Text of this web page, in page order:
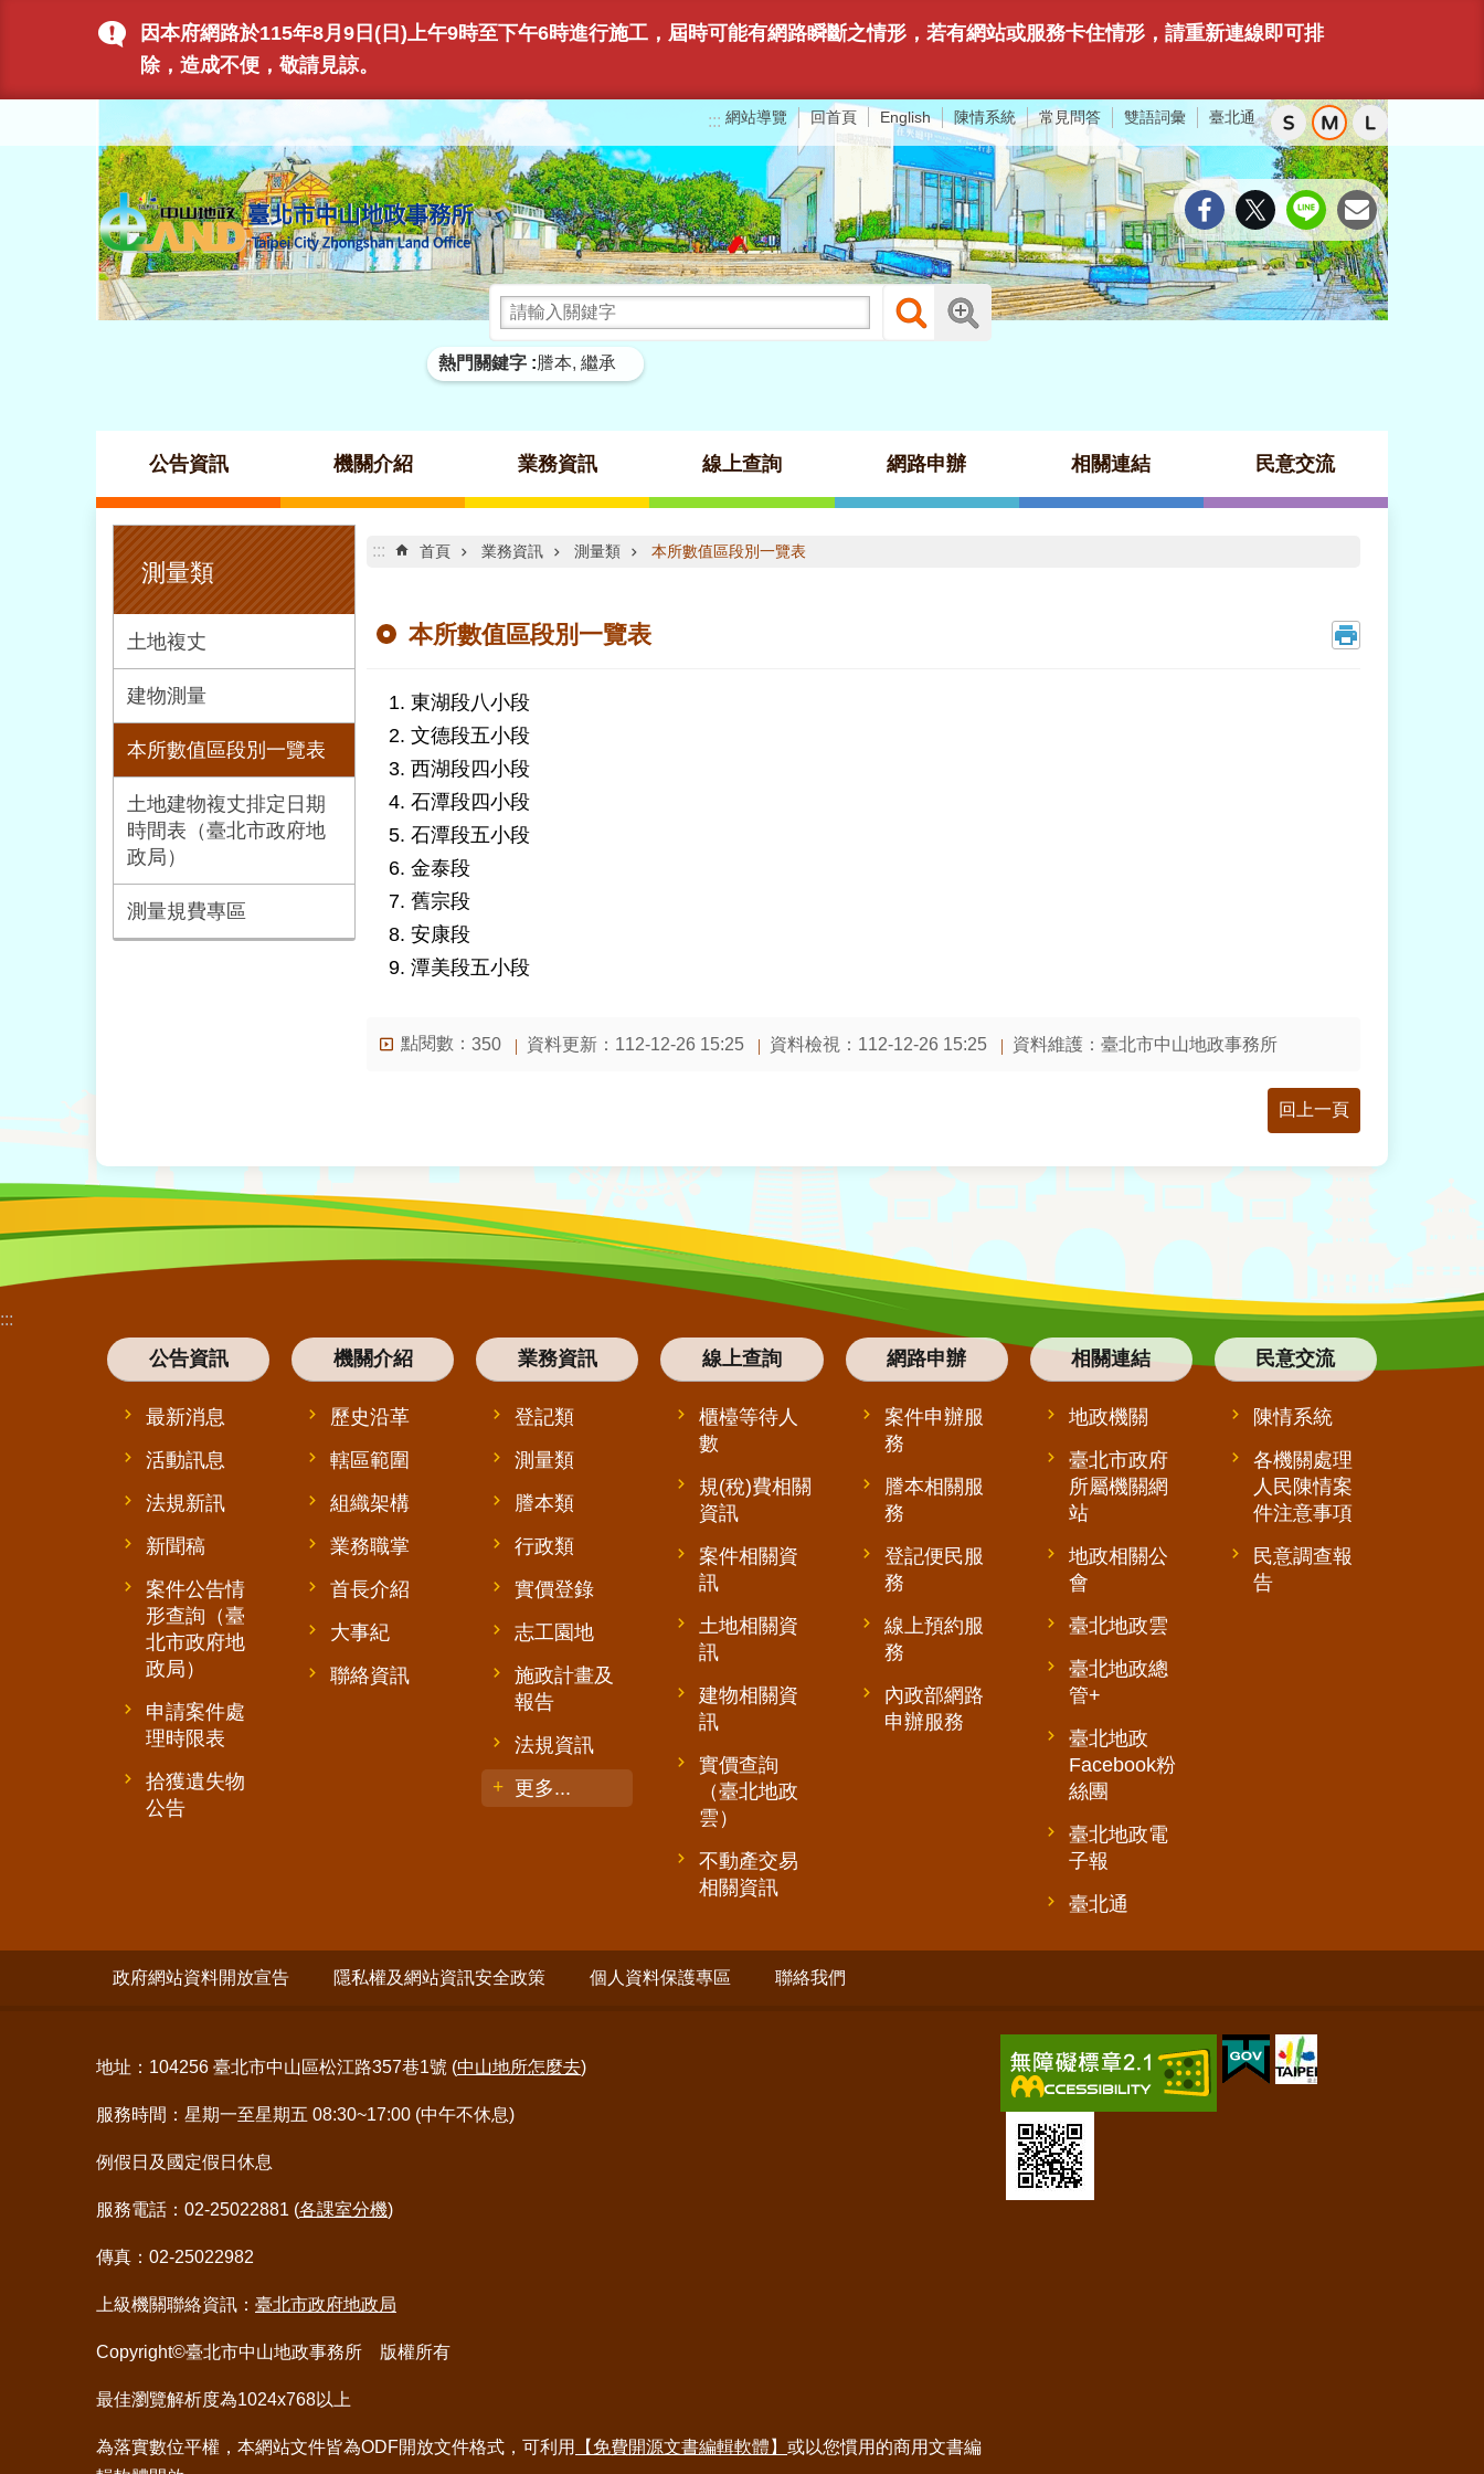
跳到主要內容區塊
因本府網路於115年8月9日(日)上午9時至下午6時進行施工，屆時可能有網路瞬斷之情形，若有網站或服務卡住情形，請重新連線即可排
除，造成不便，敬請見諒。
::: 網站導覽 回首頁 English 陳情系統 常見問答 雙語詞彙 臺北通
熱門關鍵字 謄本 繼承
公告資訊 機關介紹 業務資訊 線上查詢 網路申辦 相關連結 民意交流
:::
測量類
土地複丈
建物測量
本所數值區段別一覽表
土地建物複丈排定日期
時間表（臺北市政府地
政局）
測量規費專區
::: 首頁 業務資訊 測量類 本所數值區段別一覽表
本所數值區段別一覽表
東湖段八小段
文德段五小段
西湖段四小段
石潭段四小段
石潭段五小段
金泰段
舊宗段
安康段
潭美段五小段
點閱數： 350 資料更新： 112-12-26 15:25 資料檢視： 112-12-26 15:25 資料維護： 臺北市中山地政事務所
回上一頁
:::
公告資訊
最新消息
活動訊息
法規新訊
新聞稿
案件公告情
形查詢（臺
北市政府地
政局）
申請案件處
理時限表
拾獲遺失物
公告
機關介紹
歷史沿革
轄區範圍
組織架構
業務職掌
首長介紹
大事紀
聯絡資訊
業務資訊
登記類
測量類
謄本類
行政類
實價登錄
志工園地
施政計畫及
報告
法規資訊
更多...
線上查詢
櫃檯等待人
數
規(稅)費相關
資訊
案件相關資
訊
土地相關資
訊
建物相關資
訊
實價查詢
（臺北地政
雲）
不動產交易
相關資訊
網路申辦
案件申辦服
務
謄本相關服
務
登記便民服
務
線上預約服
務
內政部網路
申辦服務
相關連結
地政機關
臺北市政府
所屬機關網
站
地政相關公
會
臺北地政雲
臺北地政總
管+
臺北地政
Facebook粉
絲團
臺北地政電
子報
臺北通
民意交流
陳情系統
各機關處理
人民陳情案
件注意事項
民意調查報
告
政府網站資料開放宣告 隱私權及網站資訊安全政策 個人資料保護專區 聯絡我們
地址：104256 臺北市中山區松江路357巷1號 (中山地所怎麼去)
服務時間：星期一至星期五 08:30~17:00 (中午不休息)
例假日及國定假日休息
服務電話：02-25022881 (各課室分機)
傳真：02-25022982
上級機關聯絡資訊： 臺北市政府地政局
Copyright©臺北市中山地政事務所 版權所有
最佳瀏覽解析度為1024x768以上
為落實數位平權，本網站文件皆為ODF開放文件格式，可利用 【免費開源文書編輯軟體】 或以您慣用的商用文書編